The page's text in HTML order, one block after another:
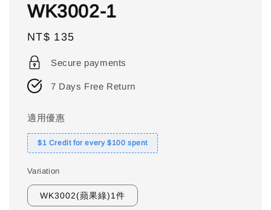
WK3002-1
Regular
price
NT$ 135
Secure payments
7 Days Free Return
適用優惠
$1 Credit for every $100 spent
Variation
WK3002(蘋果綠)1件